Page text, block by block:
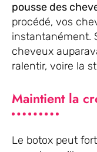
pousse des
procédé, vos
instantanément.
cheveux
ralentir, voire la
Maintient la
Le botox peut